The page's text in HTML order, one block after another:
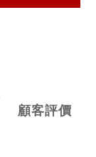
顧客評價